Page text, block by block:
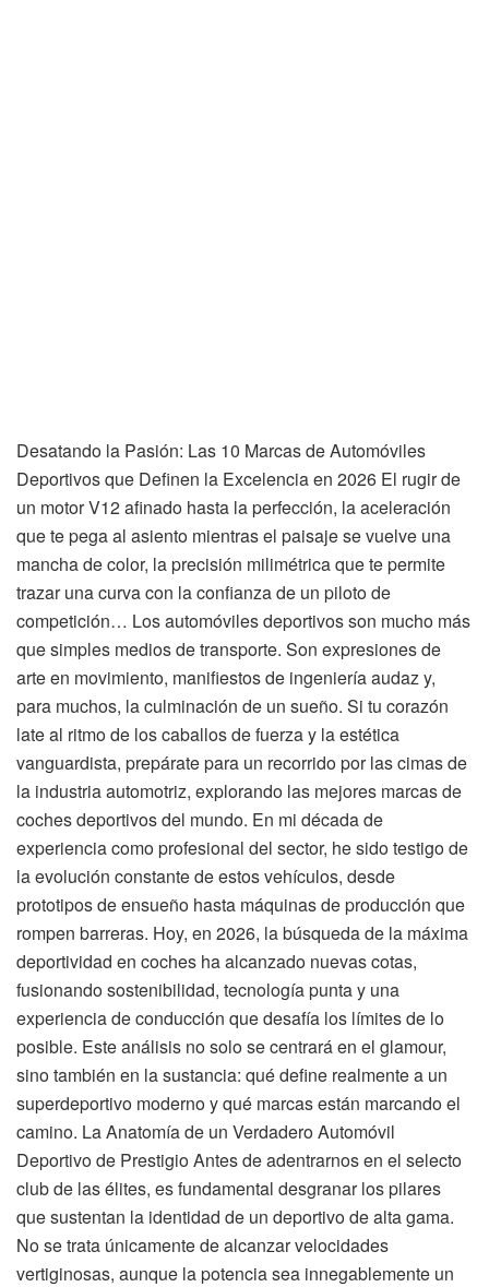
Desatando la Pasión: Las 10 Marcas de Automóviles
Deportivos que Definen la Excelencia en 2026 El rugir de
un motor V12 afinado hasta la perfección, la aceleración
que te pega al asiento mientras el paisaje se vuelve una
mancha de color, la precisión milimétrica que te permite
trazar una curva con la confianza de un piloto de
competición… Los automóviles deportivos son mucho más
que simples medios de transporte. Son expresiones de
arte en movimiento, manifiestos de ingeniería audaz y,
para muchos, la culminación de un sueño. Si tu corazón
late al ritmo de los caballos de fuerza y la estética
vanguardista, prepárate para un recorrido por las cimas de
la industria automotriz, explorando las mejores marcas de
coches deportivos del mundo. En mi década de
experiencia como profesional del sector, he sido testigo de
la evolución constante de estos vehículos, desde
prototipos de ensueño hasta máquinas de producción que
rompen barreras. Hoy, en 2026, la búsqueda de la máxima
deportividad en coches ha alcanzado nuevas cotas,
fusionando sostenibilidad, tecnología punta y una
experiencia de conducción que desafía los límites de lo
posible. Este análisis no solo se centrará en el glamour,
sino también en la sustancia: qué define realmente a un
superdeportivo moderno y qué marcas están marcando el
camino. La Anatomía de un Verdadero Automóvil
Deportivo de Prestigio Antes de adentrarnos en el selecto
club de las élites, es fundamental desgranar los pilares
que sustentan la identidad de un deportivo de alta gama.
No se trata únicamente de alcanzar velocidades
vertiginosas, aunque la potencia sea innegablemente un